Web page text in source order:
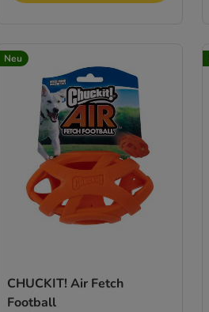
Neu
CHUCKIT! Air Fetch
Football